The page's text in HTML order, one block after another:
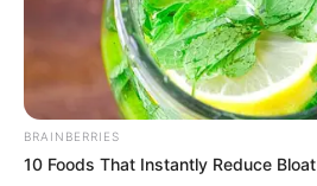
BRAINBERRIES
10 Foods That Instantly Reduce Bloat